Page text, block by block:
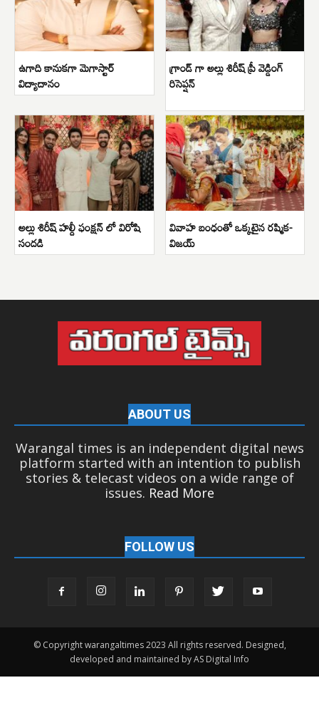
ఉగాది కానుకగా మెగాస్టార్
విద్యాదానం
గ్రాండ్ గా అల్లు శిరీష్ ప్రీ వెడ్డింగ్
రిసెప్షన్
అల్లు శిరీష్ హల్దీ ఫంక్షన్ లో విరోషి
సందడి
వివాహ బంధంతో ఒక్కటైన రష్మిక-
విజయ్
ABOUT US
Warangal times is an independent digital news
platform started with an intention to publish
stories & telecast videos on a wide range of
issues. Read More
FOLLOW US
© Copyright warangaltimes 2023 All rights reserved. Designed,
developed and maintained by AS Digital Info